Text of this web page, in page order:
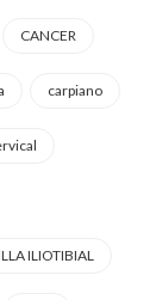
CANCER
carpiano
ILIOTIBIAL